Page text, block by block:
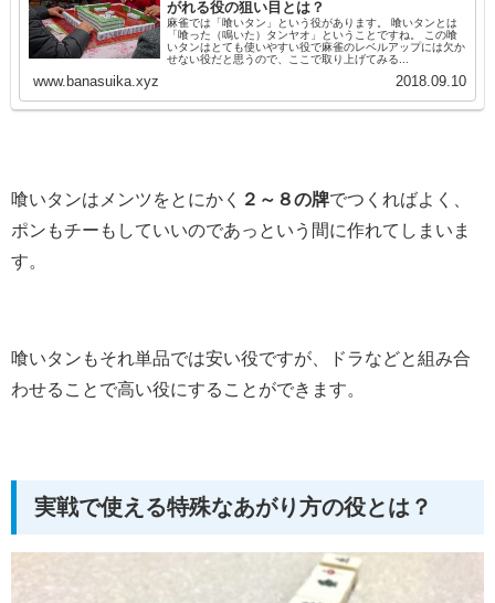
がれる役の狙い目とは？
麻雀では「喰いタン」という役があります。 喰いタンとは
「喰った（鳴いた）タンヤオ」ということですね。 この喰
いタンはとても使いやすい役で麻雀のレベルアップには欠か
せない役だと思うので、ここで取り上げてみる...
www.banasuika.xyz 2018.09.10
喰いタンはメンツをとにかく ２～８の牌でつくればよく、
ポンもチーもしていいのであっという間に作れてしまいま
す。
喰いタンもそれ単品では安い役ですが、ドラなどと組み合
わせることで高い役にすることができます。
実戦で使える特殊なあがり方の役とは？